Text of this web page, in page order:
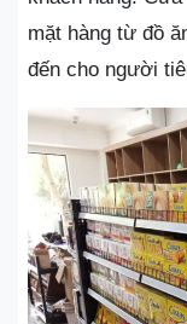
mặt hàng từ đồ
đến cho người